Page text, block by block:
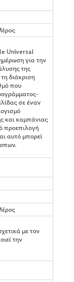
Universal
για την
της
διάκριση
που
σε έναν
και καμπάνιας
προεπιλογή
αυτό μπορεί
με τον
την